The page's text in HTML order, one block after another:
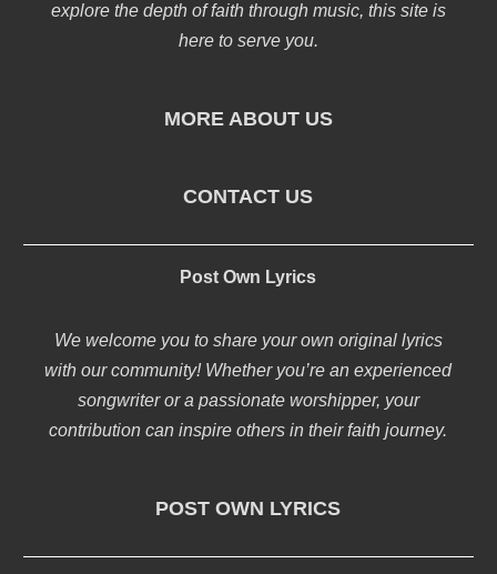
explore the depth of faith through music, this site is
here to serve you.
MORE ABOUT US
CONTACT US
Post Own Lyrics
We welcome you to share your own original lyrics
with our community! Whether you’re an experienced
songwriter or a passionate worshipper, your
contribution can inspire others in their faith journey.
POST OWN LYRICS